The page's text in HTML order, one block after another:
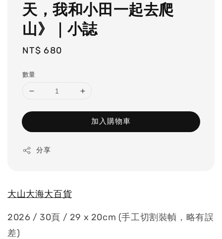
天，我和小田一起去爬
山》｜小誌
Regular
NT$ 680
數量
加入購物車
分享
大山大海大百貨
2026 / 30頁 / 29 x 20cm (手工切割裝幀，略有誤
差)